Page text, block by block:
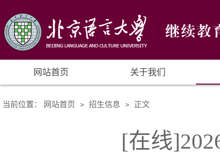
网站首页 关于我们
当前位置： 网站首页 > 招生信息 > 正文
[在线